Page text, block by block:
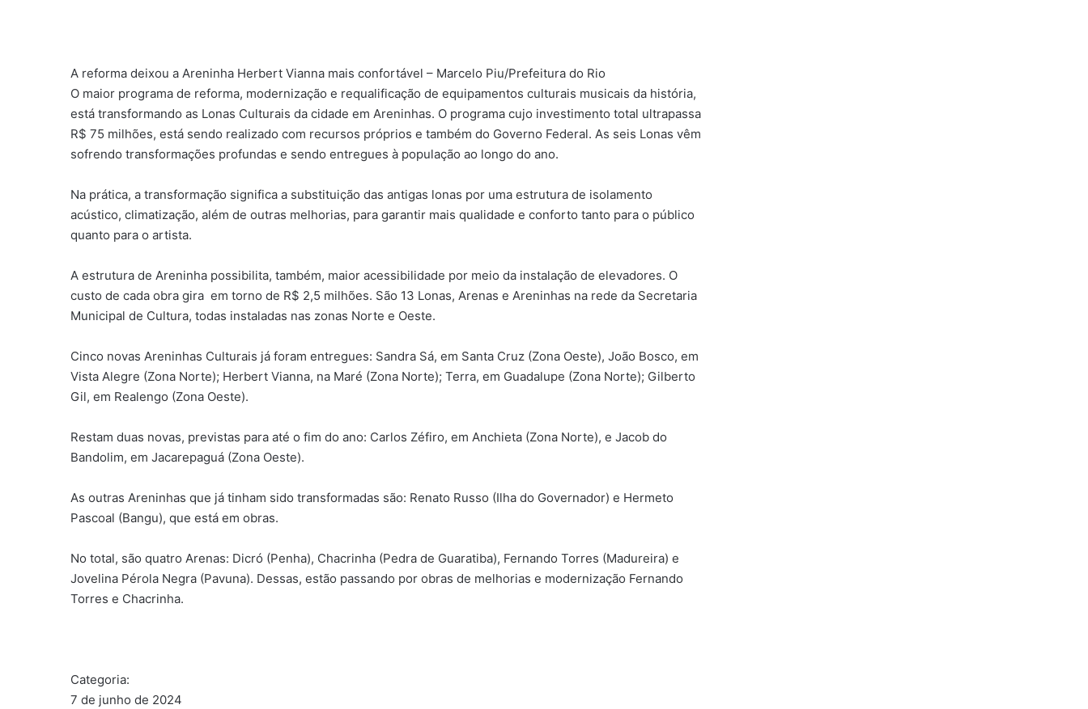
A reforma deixou a Areninha Herbert Vianna mais confortável – Marcelo Piu/Prefeitura do Rio
O maior programa de reforma, modernização e requalificação de equipamentos culturais musicais da história,
está transformando as Lonas Culturais da cidade em Areninhas. O programa cujo investimento total ultrapassa
R$ 75 milhões, está sendo realizado com recursos próprios e também do Governo Federal. As seis Lonas vêm
sofrendo transformações profundas e sendo entregues à população ao longo do ano.
Na prática, a transformação significa a substituição das antigas lonas por uma estrutura de isolamento
acústico, climatização, além de outras melhorias, para garantir mais qualidade e conforto tanto para o público
quanto para o artista.
A estrutura de Areninha possibilita, também, maior acessibilidade por meio da instalação de elevadores. O
custo de cada obra gira em torno de R$ 2,5 milhões. São 13 Lonas, Arenas e Areninhas na rede da Secretaria
Municipal de Cultura, todas instaladas nas zonas Norte e Oeste.
Cinco novas Areninhas Culturais já foram entregues: Sandra Sá, em Santa Cruz (Zona Oeste), João Bosco, em
Vista Alegre (Zona Norte); Herbert Vianna, na Maré (Zona Norte); Terra, em Guadalupe (Zona Norte); Gilberto
Gil, em Realengo (Zona Oeste).
Restam duas novas, previstas para até o fim do ano: Carlos Zéfiro, em Anchieta (Zona Norte), e Jacob do
Bandolim, em Jacarepaguá (Zona Oeste).
As outras Areninhas que já tinham sido transformadas são: Renato Russo (Ilha do Governador) e Hermeto
Pascoal (Bangu), que está em obras.
No total, são quatro Arenas: Dicró (Penha), Chacrinha (Pedra de Guaratiba), Fernando Torres (Madureira) e
Jovelina Pérola Negra (Pavuna). Dessas, estão passando por obras de melhorias e modernização Fernando
Torres e Chacrinha.
Categoria:
7 de junho de 2024